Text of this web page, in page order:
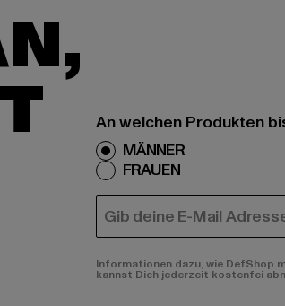
An welchen Produkten
MÄNNER
FRAUEN
E-MAIL
Informationen dazu, wie DefShop
kannst Dich jederzeit kostenfei